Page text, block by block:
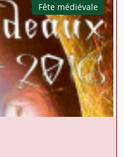
Fête médiévale